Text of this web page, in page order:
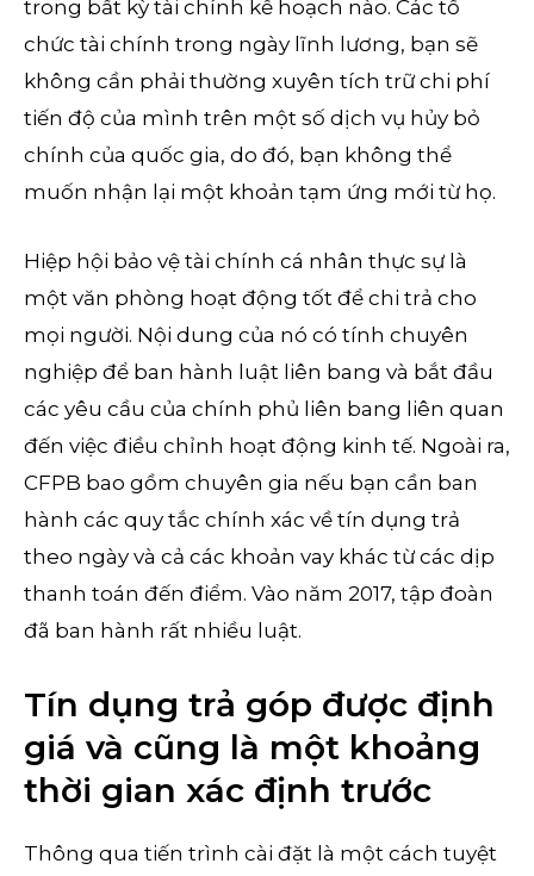
trong bất kỳ tài chính kế hoạch nào. Các tổ
chức tài chính trong ngày lĩnh lương, bạn sẽ
không cần phải thường xuyên tích trữ chi phí
tiến độ của mình trên một số dịch vụ hủy bỏ
chính của quốc gia, do đó, bạn không thể
muốn nhận lại một khoản tạm ứng mới từ họ.
Hiệp hội bảo vệ tài chính cá nhân thực sự là
một văn phòng hoạt động tốt để chi trả cho
mọi người. Nội dung của nó có tính chuyên
nghiệp để ban hành luật liên bang và bắt đầu
các yêu cầu của chính phủ liên bang liên quan
đến việc điều chỉnh hoạt động kinh tế. Ngoài ra,
CFPB bao gồm chuyên gia nếu bạn cần ban
hành các quy tắc chính xác về tín dụng trả
theo ngày và cả các khoản vay khác từ các dịp
thanh toán đến điểm. Vào năm 2017, tập đoàn
đã ban hành rất nhiều luật.
Tín dụng trả góp được định
giá và cũng là một khoảng
thời gian xác định trước
Thông qua tiến trình cài đặt là một cách tuyệt